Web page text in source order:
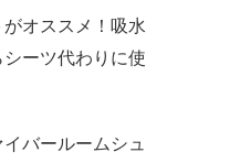
がオススメ！吸水
ーツ代わりに使
バールームシュ